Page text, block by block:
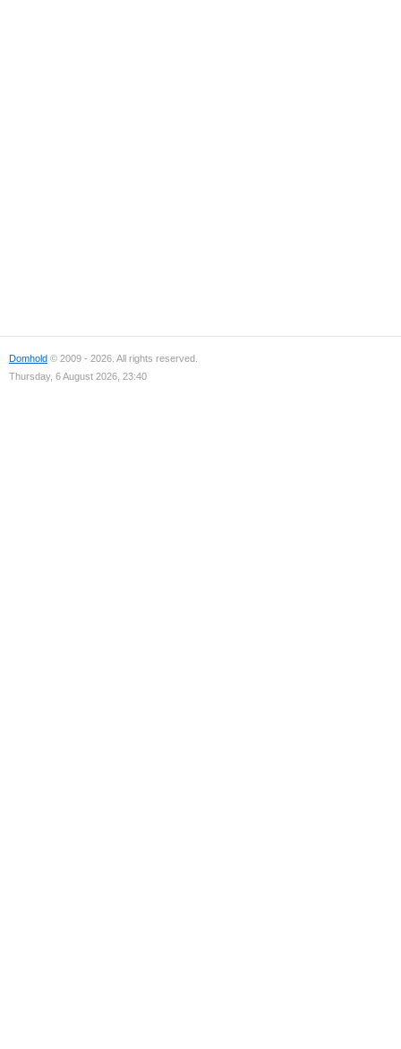
Domhold © 2009 - 2026. All rights reserved.
Thursday, 6 August 2026, 23:40